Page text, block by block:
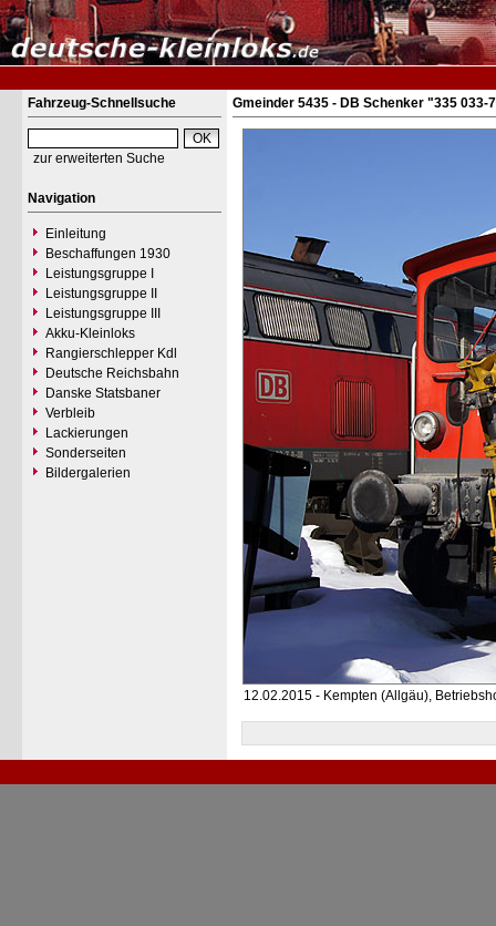
Fahrzeug-Schnellsuche
zur erweiterten Suche
Navigation
Einleitung
Beschaffungen 1930
Leistungsgruppe I
Leistungsgruppe II
Leistungsgruppe III
Akku-Kleinloks
Rangierschlepper Kdl
Deutsche Reichsbahn
Danske Statsbaner
Verbleib
Lackierungen
Sonderseiten
Bildergalerien
Gmeinder 5435 - DB Schenker "335 033-
12.02.2015 - Kempten (Allgäu),